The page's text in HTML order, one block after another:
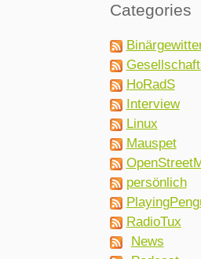
Categories
HoRadS
Interview
Linux
Mauspet
persönlich
RadioTux
News